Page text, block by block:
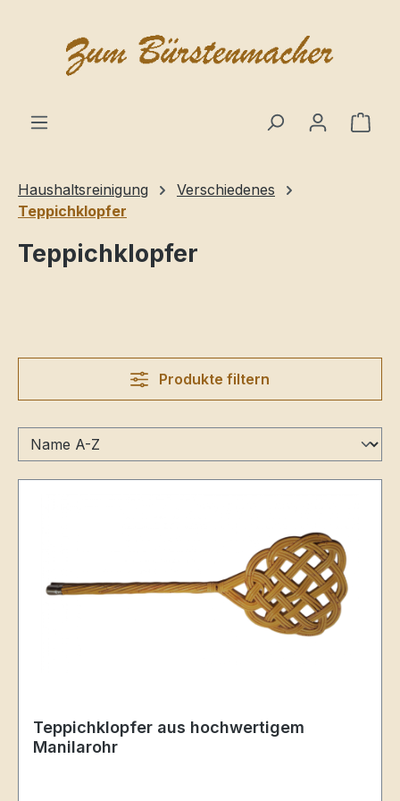
Haushaltsreinigung
Verschiedenes
Teppichklopfer
Teppichklopfer
Produkte filtern
Teppichklopfer aus hochwertigem
Manilarohr